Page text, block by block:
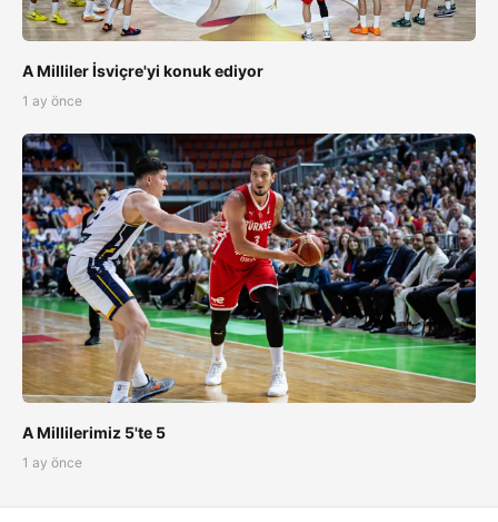
A Milliler İsviçre'yi konuk ediyor
1 ay önce
A Millilerimiz 5'te 5
1 ay önce